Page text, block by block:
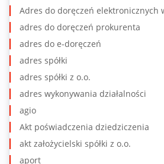
Adres do doręczeń elektronicznych
adres do doręczeń prokurenta
adres do e-doręczeń
adres spółki
adres spółki z o.o.
adres wykonywania działalności
agio
Akt poświadczenia dziedziczenia
akt założycielski spółki z o.o.
aport